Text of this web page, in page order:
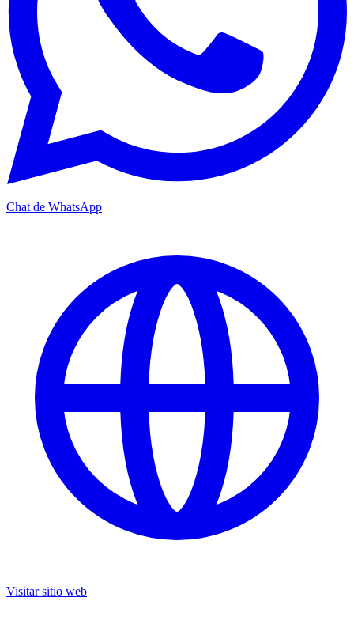
Chat de WhatsApp
Visitar sitio web